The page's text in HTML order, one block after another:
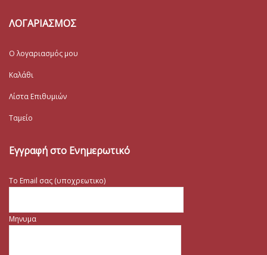
ΛΟΓΑΡΙΑΣΜΟΣ
Ο λογαριασμός μου
Καλάθι
Λίστα Επιθυμιών
Ταμείο
Εγγραφή στο Ενημερωτικό
Το Email σας (υποχρεωτικο)
Μηνυμα